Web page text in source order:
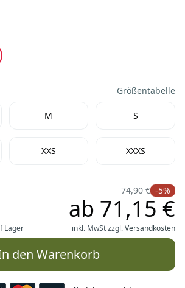
Flex Hundegeschirr Polar Blue
Range Flex Hundegeschirr Deep Teal
Front Range Flex Hundegeschirr
Front Range Flex Hundegeschirr
Größentabelle
M S
XXS XXXS
Lager
74,90 € -5%
ab 71,15 €
inkl. MwSt zzgl.Versandkosten
den Warenkorb